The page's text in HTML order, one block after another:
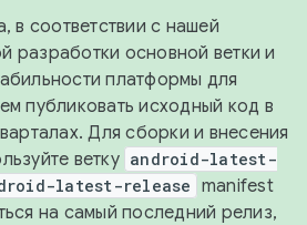
в соответствии с нашей
разработки основной ветки и
платформы для
публиковать исходный код в
Для сборки и внесения
ветку android-latest-
latest-release manifest
на самый последний релиз,